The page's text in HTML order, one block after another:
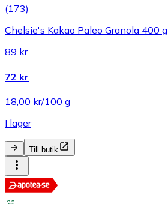
(173)
Chelsie's Kakao Paleo Granola 400 g
89 kr
72 kr
18,00 kr/100 g
I lager
Till butik